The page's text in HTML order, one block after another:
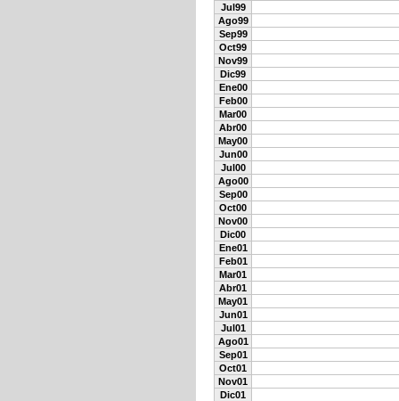
Jul99
Ago99
Sep99
Oct99
Nov99
Dic99
Ene00
Feb00
Mar00
Abr00
May00
Jun00
Jul00
Ago00
Sep00
Oct00
Nov00
Dic00
Ene01
Feb01
Mar01
Abr01
May01
Jun01
Jul01
Ago01
Sep01
Oct01
Nov01
Dic01